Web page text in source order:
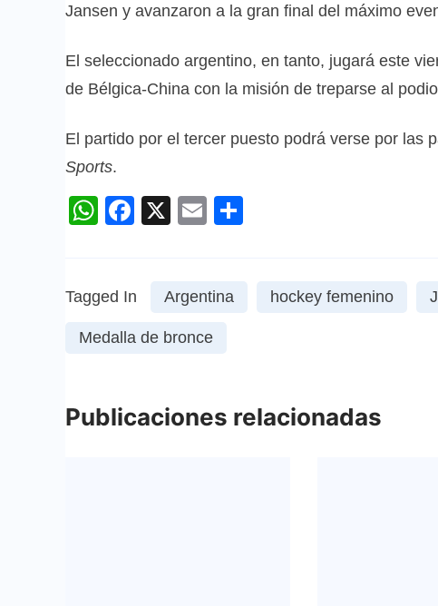
Jansen y avanzaron a la gran final del máximo
El seleccionado argentino, en tanto, jugará este
de Bélgica-China con la misión de treparse al
El partido por el tercer puesto podrá verse por las
Sports.
WhatsApp
Facebook
X Email
Tagged In Argentina hockey femenino
Medalla de bronce
Publicaciones relacionadas